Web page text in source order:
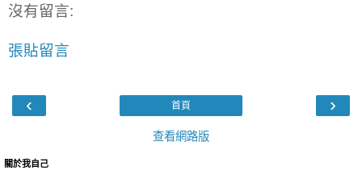
沒有留言:
張貼留言
‹ ›
首頁
查看網路版
關於我自己